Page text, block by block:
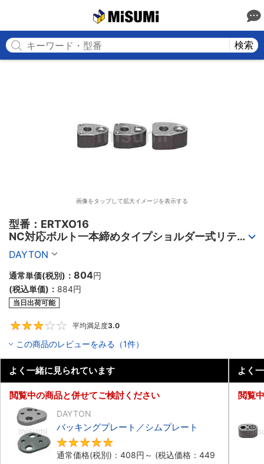
検索
画像をタップして拡大イメージを表示する
型番：ERTXO16
NC対応ボルト一本締めタイプショルダー式リテー
ナー　（厚さ２５mm） ERTシリーズ
DAYTON
通常単価(税別)： 804円
(税込単価)： 884円
当日出荷可能
平均満足度3.0
この商品のレビューをみる（1件）
よく一緒に見られています
閲覧中の商品と併せてご検討ください
DAYTON
バッキングプレート／シムプレート
通常価格(税別)： 408円 ～ (税込価格： 449
よく
閲覧